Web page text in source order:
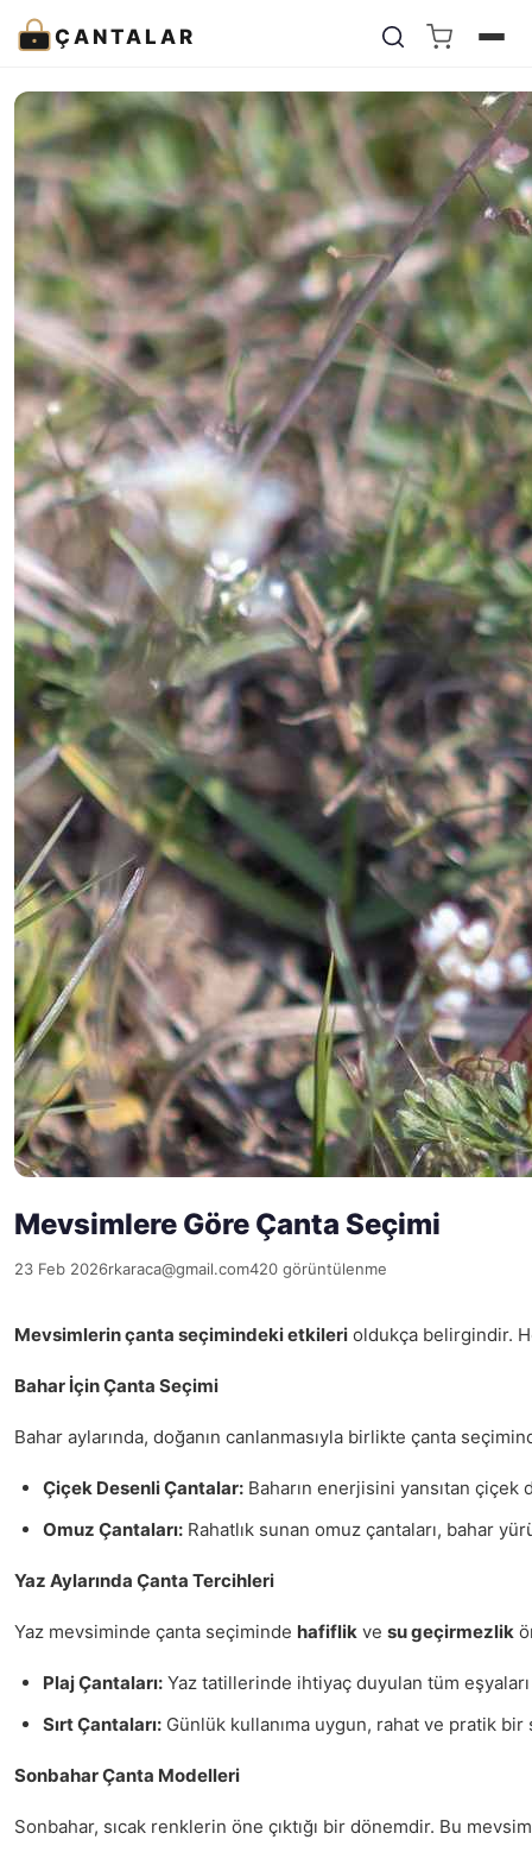
ÇANTALAR
Mevsimlere Göre Çanta Seçimi
23 Feb 2026rkaraca@gmail.com420 görüntülenme
Mevsimlerin çanta seçimindeki etkileri oldukça belirgindir.
Bahar İçin Çanta Seçimi
Bahar aylarında, doğanın canlanmasıyla birlikte çanta
Çiçek Desenli Çantalar: Baharın enerjisini yansıtan
Omuz Çantaları: Rahatlık sunan omuz çantaları, bahar
Yaz Aylarında Çanta Tercihleri
Yaz mevsiminde çanta seçiminde hafiflik ve su geçirmezlik
Plaj Çantaları: Yaz tatillerinde ihtiyaç duyulan tüm
Sırt Çantaları: Günlük kullanıma uygun, rahat ve pratik bir
Sonbahar Çanta Modelleri
Sonbahar, sıcak renklerin öne çıktığı bir dönemdir. Bu